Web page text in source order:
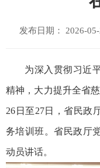
发布日期： 2026-
为深入贯彻习近
精神，大力提升全省
26日至27日，省民政
务培训班。省民政厅
动员讲话。